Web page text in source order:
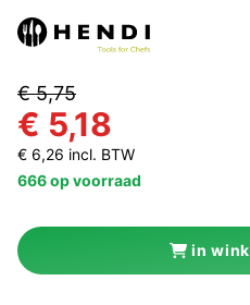
€ 5,75
€ 5,18
€ 6,26 incl. BTW
666 op voorraad
in